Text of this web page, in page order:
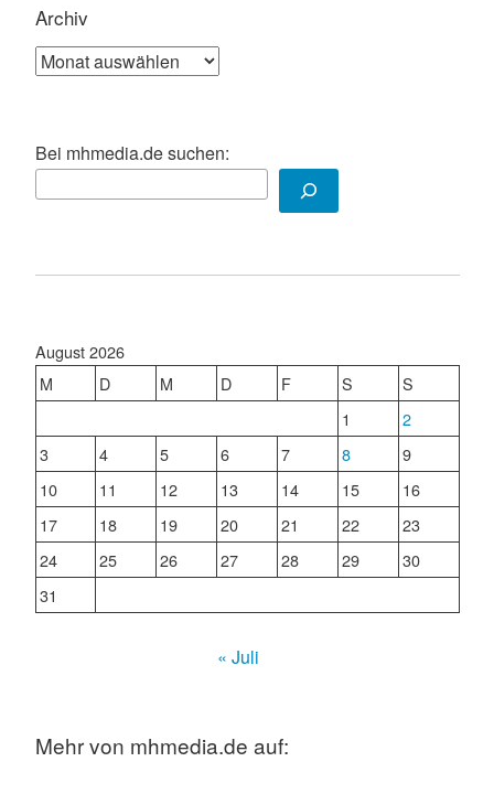
Archiv
Archiv
Bei mhmedia.de suchen:
August 2026
M
D M D F S
S
1
2
3
4 5 6 7 8
9
10
11 12 13 14 15
16
17
18 19 20 21 22
23
24
25 26 27 28 29
30
31
« Juli
Mehr von mhmedia.de auf: